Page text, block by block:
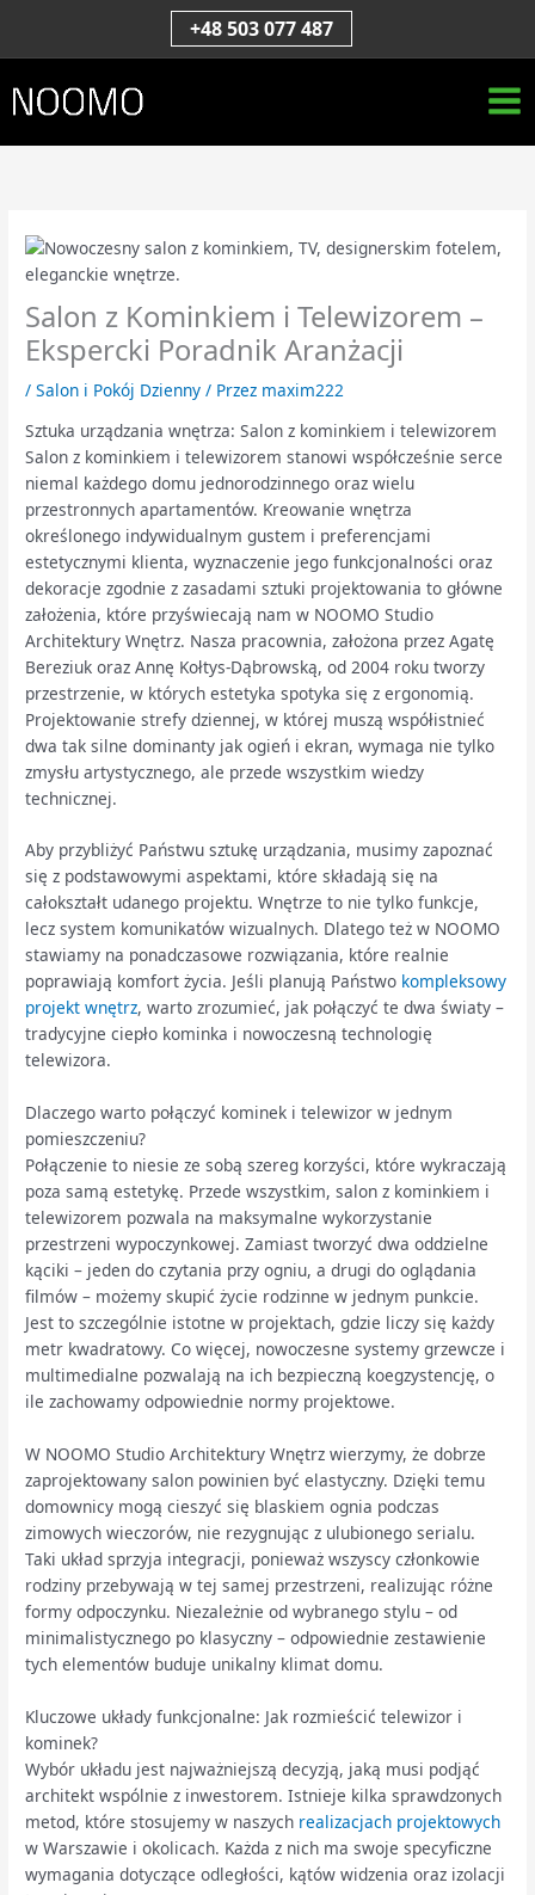
treści
+48 503 077 487
Salon z Kominkiem i Telewizorem –
Ekspercki Poradnik Aranżacji
/Salon i Pokój Dzienny / Przez maxim222
Sztuka urządzania wnętrza: Salon z kominkiem i telewizorem
Salon z kominkiem i telewizorem stanowi współcześnie serce
niemal każdego domu jednorodzinnego oraz wielu
przestronnych apartamentów. Kreowanie wnętrza
określonego indywidualnym gustem i preferencjami
estetycznymi klienta, wyznaczenie jego funkcjonalności oraz
dekoracje zgodnie z zasadami sztuki projektowania to główne
założenia, które przyświecają nam w NOOMO Studio
Architektury Wnętrz. Nasza pracownia, założona przez Agatę
Bereziuk oraz Annę Kołtys-Dąbrowską, od 2004 roku tworzy
przestrzenie, w których estetyka spotyka się z ergonomią.
Projektowanie strefy dziennej, w której muszą współistnieć
dwa tak silne dominanty jak ogień i ekran, wymaga nie tylko
zmysłu artystycznego, ale przede wszystkim wiedzy
technicznej.
Aby przybliżyć Państwu sztukę urządzania, musimy zapoznać
się z podstawowymi aspektami, które składają się na
całokształt udanego projektu. Wnętrze to nie tylko funkcje,
lecz system komunikatów wizualnych. Dlatego też w NOOMO
stawiamy na ponadczasowe rozwiązania, które realnie
poprawiają komfort życia. Jeśli planują Państwo kompleksowy
projekt wnętrz, warto zrozumieć, jak połączyć te dwa światy –
tradycyjne ciepło kominka i nowoczesną technologię
telewizora.
Dlaczego warto połączyć kominek i telewizor w jednym
pomieszczeniu?
Połączenie to niesie ze sobą szereg korzyści, które wykraczają
poza samą estetykę. Przede wszystkim, salon z kominkiem i
telewizorem pozwala na maksymalne wykorzystanie
przestrzeni wypoczynkowej. Zamiast tworzyć dwa oddzielne
kąciki – jeden do czytania przy ogniu, a drugi do oglądania
filmów – możemy skupić życie rodzinne w jednym punkcie.
Jest to szczególnie istotne w projektach, gdzie liczy się każdy
metr kwadratowy. Co więcej, nowoczesne systemy grzewcze i
multimedialne pozwalają na ich bezpieczną koegzystencję, o
ile zachowamy odpowiednie normy projektowe.
W NOOMO Studio Architektury Wnętrz wierzymy, że dobrze
zaprojektowany salon powinien być elastyczny. Dzięki temu
domownicy mogą cieszyć się blaskiem ognia podczas
zimowych wieczorów, nie rezygnując z ulubionego serialu.
Taki układ sprzyja integracji, ponieważ wszyscy członkowie
rodziny przebywają w tej samej przestrzeni, realizując różne
formy odpoczynku. Niezależnie od wybranego stylu – od
minimalistycznego po klasyczny – odpowiednie zestawienie
tych elementów buduje unikalny klimat domu.
Kluczowe układy funkcjonalne: Jak rozmieścić telewizor i
kominek?
Wybór układu jest najważniejszą decyzją, jaką musi podjąć
architekt wspólnie z inwestorem. Istnieje kilka sprawdzonych
metod, które stosujemy w naszych realizacjach projektowych
w Warszawie i okolicach. Każda z nich ma swoje specyficzne
wymagania dotyczące odległości, kątów widzenia oraz izolacji
k
a